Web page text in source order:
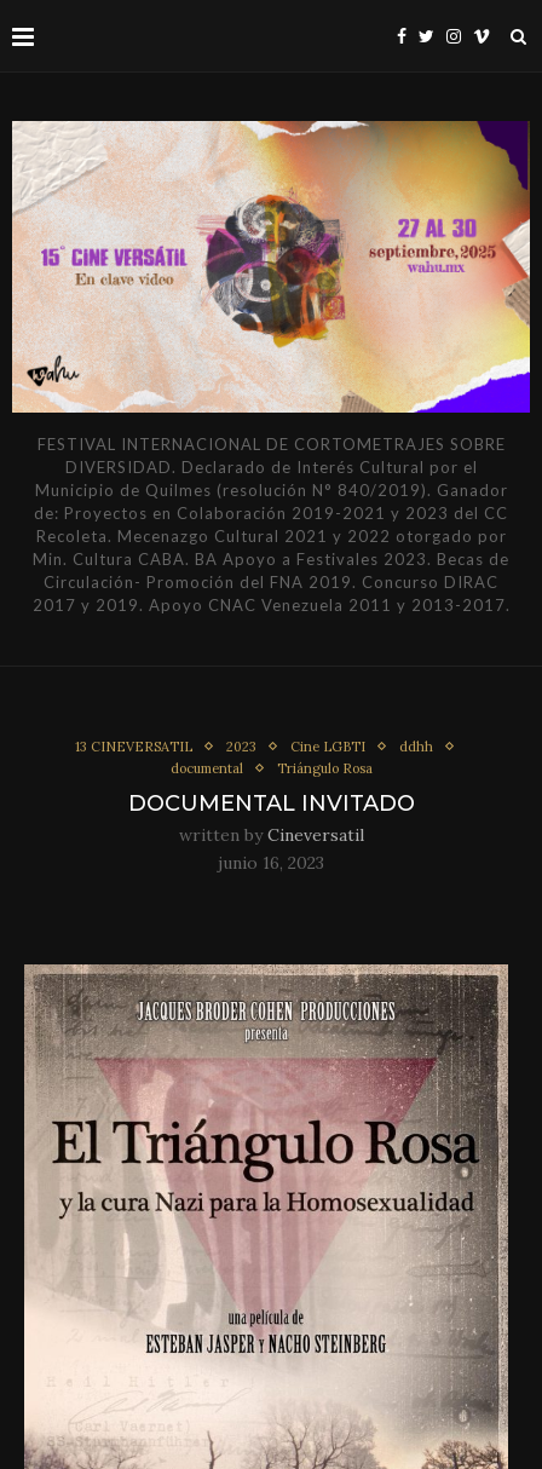
FESTIVAL INTERNACIONAL DE CORTOMETRAJES SOBRE
DIVERSIDAD. Declarado de Interés Cultural por el
Municipio de Quilmes (resolución N° 840/2019). Ganador
de: Proyectos en Colaboración 2019-2021 y 2023 del CC
Recoleta. Mecenazgo Cultural 2021 y 2022 otorgado por
Min. Cultura CABA. BA Apoyo a Festivales 2023. Becas de
Circulación- Promoción del FNA 2019. Concurso DIRAC
2017 y 2019. Apoyo CNAC Venezuela 2011 y 2013-2017.
13 CINEVERSATIL 2023 Cine LGBTI
ddhh
documental
Triángulo Rosa
DOCUMENTAL INVITADO
written byCineversatil
junio 16, 2023